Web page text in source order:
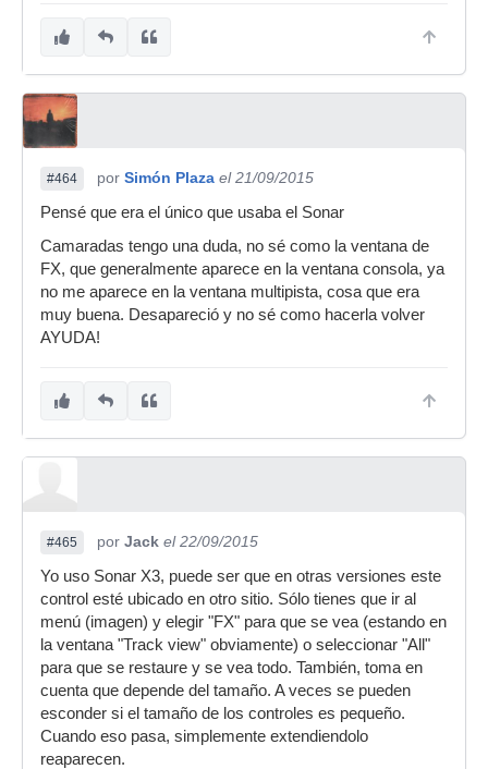
#464 por Simón Plaza el 21/09/2015
Pensé que era el único que usaba el Sonar
Camaradas tengo una duda, no sé como la ventana de
FX, que generalmente aparece en la ventana consola, ya
no me aparece en la ventana multipista, cosa que era
muy buena. Desapareció y no sé como hacerla volver
AYUDA!
#465 por Jack el 22/09/2015
Yo uso Sonar X3, puede ser que en otras versiones este
control esté ubicado en otro sitio. Sólo tienes que ir al
menú (imagen) y elegir "FX" para que se vea (estando en
la ventana "Track view" obviamente) o seleccionar "All"
para que se restaure y se vea todo. También, toma en
cuenta que depende del tamaño. A veces se pueden
esconder si el tamaño de los controles es pequeño.
Cuando eso pasa, simplemente extendiendolo
reaparecen.